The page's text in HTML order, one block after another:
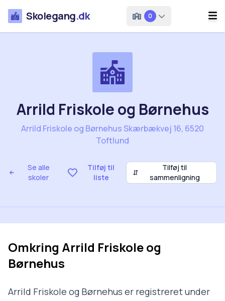
Skolegang.dk 0
Se alle
skoler
Tilføj til
liste
⇵
Tilføj til
sammenligning
Arrild Friskole og Børnehus
Arrild Friskole og Børnehus Skærbækvej 16, 6520
Toftlund
Omkring Arrild Friskole og
Børnehus
Arrild Friskole og Børnehus er registreret under